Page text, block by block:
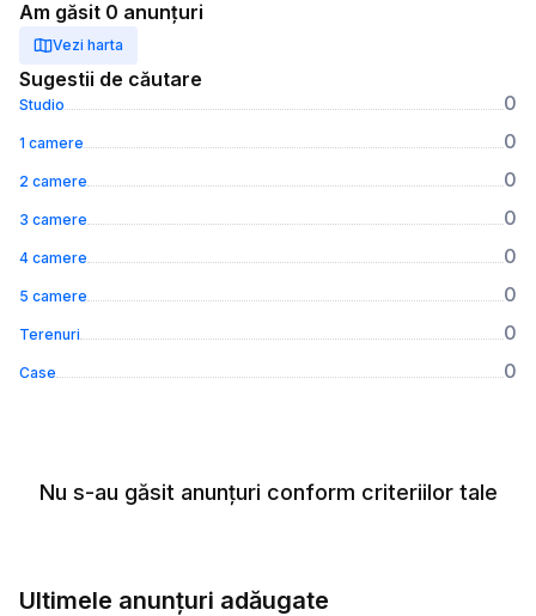
Am găsit 0 anunțuri
Vezi harta
Sugestii de căutare
Studio 0
1 camere 0
2 camere 0
3 camere 0
4 camere 0
5 camere 0
Terenuri 0
Case 0
Nu s-au găsit anunțuri conform criteriilor tale
Ultimele anunțuri adăugate